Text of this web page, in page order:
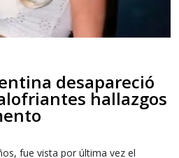
desapareció
hallazgos
fue vista por última vez el